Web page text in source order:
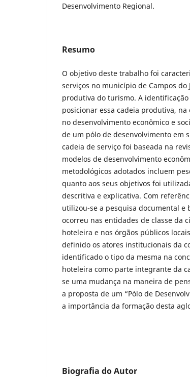
Desenvolvimento Regional.
Resumo
O objetivo deste trabalho foi
serviços no município de Campos do
produtiva do turismo. A
posicionar essa cadeia produtiva,
no desenvolvimento econômico e
de um pólo de desenvolvimento em
cadeia de serviço foi baseada na
modelos de desenvolvimento
metodológicos adotados incluem
quanto aos seus objetivos foi
descritiva e explicativa. Com
utilizou-se a pesquisa documental e
ocorreu nas entidades de classe da
hoteleira e nos órgãos públicos
definido os atores institucionais da
identificado o tipo da mesma na
hoteleira como parte integrante da
se uma mudança na maneira de
a proposta de um “Pólo de
a importância da formação desta
Biografia do Autor